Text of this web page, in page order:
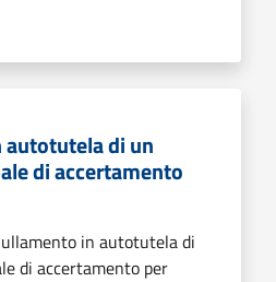
di un
di accertamento
in autotutela di
di accertamento per